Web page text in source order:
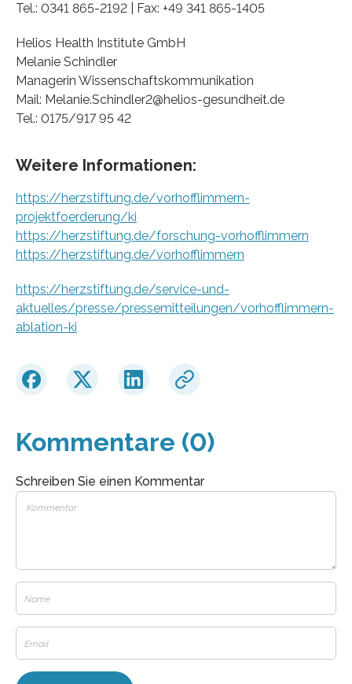
Tel.: 0341 865-2192 | Fax: +49 341 865-1405
Helios Health Institute GmbH
Melanie Schindler
Managerin Wissenschaftskommunikation
Mail: Melanie.Schindler2@helios-gesundheit.de
Tel.: 0175/917 95 42
Weitere Informationen:
https://herzstiftung.de/vorhofflimmern-
projektfoerderung/ki
https://herzstiftung.de/forschung-vorhofflimmern
https://herzstiftung.de/vorhofflimmern
https://herzstiftung.de/service-und-
aktuelles/presse/pressemitteilungen/vorhofflimmern-
ablation-ki
Kommentare (0)
Schreiben Sie einen Kommentar